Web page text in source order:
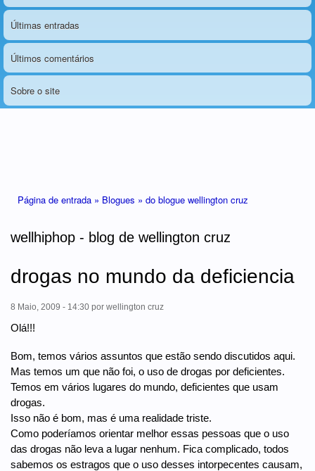
Últimas entradas
Últimos comentários
Sobre o site
Página de entrada » Blogues » do blogue wellington cruz
wellhiphop - blog de wellington cruz
drogas no mundo da deficiencia
8 Maio, 2009 - 14:30 por wellington cruz
Olá!!!
Bom, temos vários assuntos que estão sendo discutidos aqui.
Mas temos um que não foi, o uso de drogas por deficientes.
Temos em vários lugares do mundo, deficientes que usam
drogas.
Isso não é bom, mas é uma realidade triste.
Como poderíamos orientar melhor essas pessoas que o uso
das drogas não leva a lugar nenhum. Fica complicado, todos
sabemos os estragos que o uso desses intorpecentes causam,